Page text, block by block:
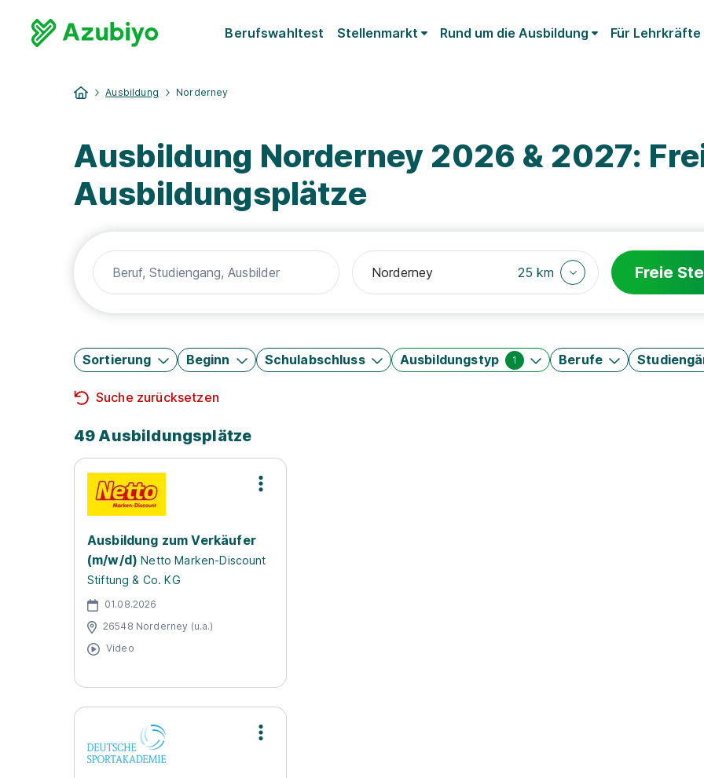
Berufswahltest Stellenmarkt Rund um die Ausbildung Für Lehrkräfte
Ausbildung Norderney
Ausbildung Norderney 2026 & 2027:
Ausbildungsplätze
25 km Freie
Sortierung Beginn Schulabschluss Ausbildungstyp 1 Berufe
Suche zurücksetzen
49 Ausbildungsplätze
Ausbildung zum Verkäufer
(m/w/d) Netto Marken-Discount
Stiftung & Co. KG
01.08.2026
26548 Norderney (u.a.)
Video